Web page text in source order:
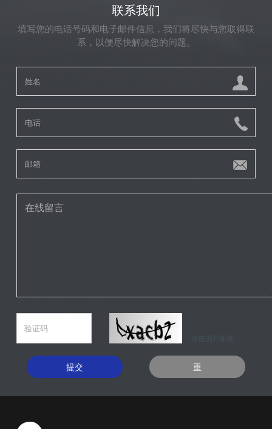
联系我们
填写您的电话号码和电子邮件信息，我们将尽快与您取得联
系，以便尽快解决您的问题。
提交 重